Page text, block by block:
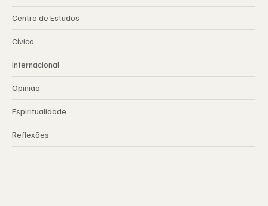
Centro de Estudos
Cívico
Internacional
Opinião
Espiritualidade
Reflexões